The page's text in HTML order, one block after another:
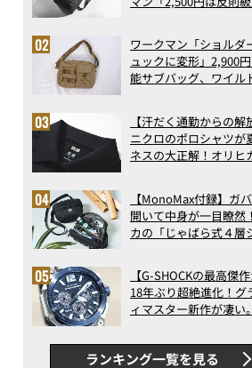
ッグ自体は2層構造
ト3】（2026年6月版）
ワークマン「ショルダ
ュックに変形」2,900
能サブバッグ、ワイル
記事ランキングベスト
（2026年6月版）
【汗だく通勤からの解
ニクロのポロシャツが
ネスの大正解！オリヒ
アの実力
【MonoMax付録】ガ
開いて中身が一目瞭然
カの「じゃばら式４層
った！
【G-SHOCKの最高傑作
18年ぶり超絶進化！グ
ィマスター新作が凄い
新ムーブメントの衝撃
ランキング一覧を見る